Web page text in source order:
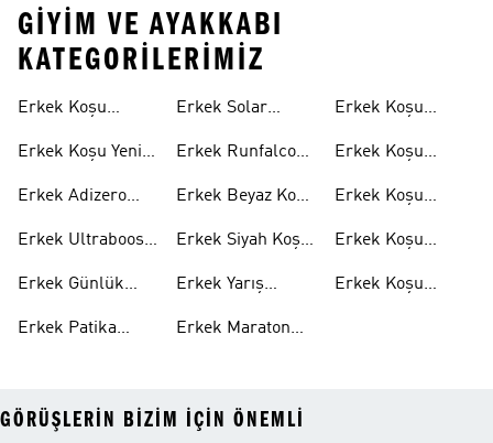
GIYIM VE AYAKKABI
KATEGORILERIMIZ
Erkek Koşu
Erkek Koşu Yeni
Erkek Adizero
Erkek Ultraboost
Erkek Günlük
Erkek Patika
Koşusu
Erkek Solar
Erkek Runfalcon
Erkek Beyaz Koşu
Erkek Siyah Koşu
Erkek Yarış
Erkek Maraton
Ayakkabıları
Erkek Koşu
Erkek Koşu
Erkek Koşu
Erkek Koşu
Erkek Koşu
GÖRÜŞLERIN BIZIM IÇIN ÖNEMLI